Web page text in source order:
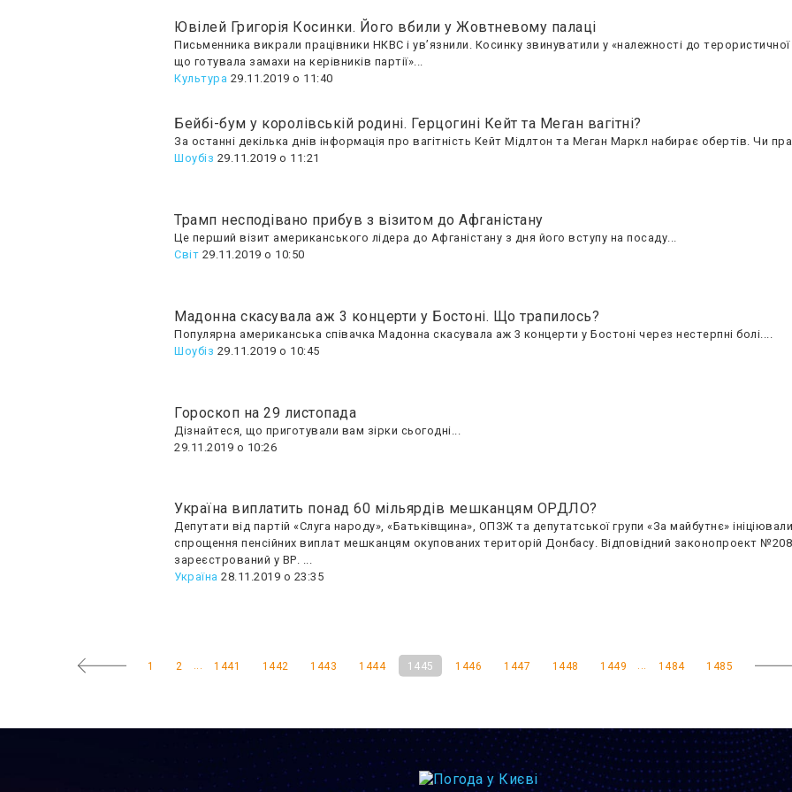
Ювілей Григорія Косинки. Його вбили у Жовтневому палаці
Письменника викрали працівники НКВС і ув’язнили. Косинку звинуватили у «належності до терористичної
що готувала замахи на керівників партії»...
Культура 29.11.2019 о 11:40
Бейбі-бум у королівській родині. Герцогині Кейт та Меган вагітні?
За останні декілька днів інформація про вагітність Кейт Мідлтон та Меган Маркл набирає обертів. Чи
Шоубiз 29.11.2019 о 11:21
Трамп несподівано прибув з візитом до Афганістану
Це перший візит американського лідера до Афганістану з дня його вступу на посаду...
Світ 29.11.2019 о 10:50
Мадонна скасувала аж 3 концерти у Бостоні. Що трапилось?
Популярна американська співачка Мадонна скасувала аж 3 концерти у Бостоні через нестерпні болі....
Шоубiз 29.11.2019 о 10:45
Гороскоп на 29 листопада
Дізнайтеся, що приготували вам зірки сьогодні...
29.11.2019 о 10:26
Україна виплатить понад 60 мільярдів мешканцям ОРДЛО?
Депутати від партій «Слуга народу», «Батьківщина», ОПЗЖ та депутатської групи «За майбутнє»
спрощення пенсійних виплат мешканцям окупованих територій Донбасу. Відповідний законопроект
зареєстрований у ВР. ...
Україна 28.11.2019 о 23:35
1 2 1441 1442 1443 1444 1445 1446 1447 1448 1449 1484 1485